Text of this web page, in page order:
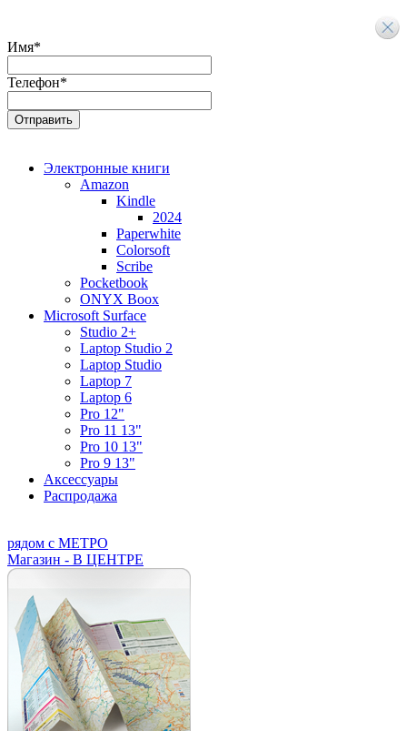
Имя*
Телефон*
Электронные книги
Amazon
Kindle
2024
Paperwhite
Colorsoft
Scribe
Pocketbook
ONYX Boox
Microsoft Surface
Studio 2+
Laptop Studio 2
Laptop Studio
Laptop 7
Laptop 6
Pro 12"
Pro 11 13"
Pro 10 13"
Pro 9 13"
Аксессуары
Распродажа
рядом с МЕТРО
Магазин - В ЦЕНТРЕ